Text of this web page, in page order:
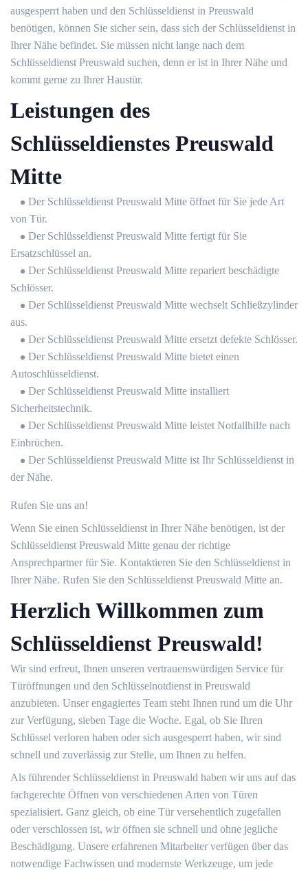
ausgesperrt haben und den Schlüsseldienst in Preuswald
benötigen, können Sie sicher sein, dass sich der Schlüsseldienst in
Ihrer Nähe befindet. Sie müssen nicht lange nach dem
Schlüsseldienst Preuswald suchen, denn er ist in Ihrer Nähe und
kommt gerne zu Ihrer Haustür.
Leistungen des
Schlüsseldienstes Preuswald
Mitte
Der Schlüsseldienst Preuswald Mitte öffnet für Sie jede Art
von Tür.
Der Schlüsseldienst Preuswald Mitte fertigt für Sie
Ersatzschlüssel an.
Der Schlüsseldienst Preuswald Mitte repariert beschädigte
Schlösser.
Der Schlüsseldienst Preuswald Mitte wechselt Schließzylinder
aus.
Der Schlüsseldienst Preuswald Mitte ersetzt defekte Schlösser.
Der Schlüsseldienst Preuswald Mitte bietet einen
Autoschlüsseldienst.
Der Schlüsseldienst Preuswald Mitte installiert
Sicherheitstechnik.
Der Schlüsseldienst Preuswald Mitte leistet Notfallhilfe nach
Einbrüchen.
Der Schlüsseldienst Preuswald Mitte ist Ihr Schlüsseldienst in
der Nähe.
Rufen Sie uns an!
Wenn Sie einen Schlüsseldienst in Ihrer Nähe benötigen, ist der
Schlüsseldienst Preuswald Mitte genau der richtige
Ansprechpartner für Sie. Kontaktieren Sie den Schlüsseldienst in
Ihrer Nähe. Rufen Sie den Schlüsseldienst Preuswald Mitte an.
Herzlich Willkommen zum
Schlüsseldienst Preuswald!
Wir sind erfreut, Ihnen unseren vertrauenswürdigen Service für
Türöffnungen und den Schlüsselnotdienst in Preuswald
anzubieten. Unser engagiertes Team steht Ihnen rund um die Uhr
zur Verfügung, sieben Tage die Woche. Egal, ob Sie Ihren
Schlüssel verloren haben oder sich ausgesperrt haben, wir sind
schnell und zuverlässig zur Stelle, um Ihnen zu helfen.
Als führender Schlüsseldienst in Preuswald haben wir uns auf das
fachgerechte Öffnen von verschiedenen Arten von Türen
spezialisiert. Ganz gleich, ob eine Tür versehentlich zugefallen
oder verschlossen ist, wir öffnen sie schnell und ohne jegliche
Beschädigung. Unsere erfahrenen Mitarbeiter verfügen über das
notwendige Fachwissen und modernste Werkzeuge, um jede